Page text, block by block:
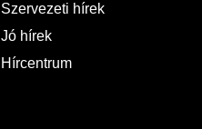
Szervezeti hírek
Jó hírek
Hírcentrum